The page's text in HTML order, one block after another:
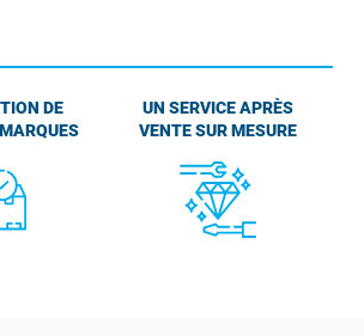
DE
UN SERVICE APRÈS
VENTE SUR MESURE